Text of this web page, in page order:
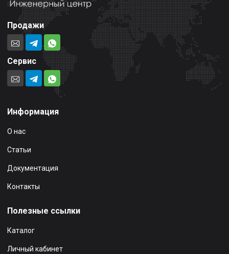
Продажи
Сервис
Информация
О нас
Статьи
Документация
Контакты
Полезные ссылки
Каталог
Личный кабинет